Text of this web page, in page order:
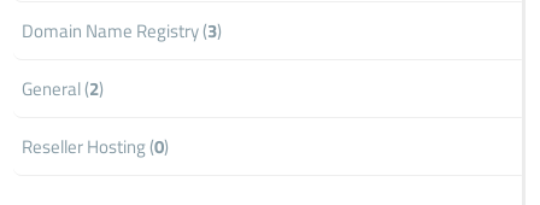
Domain Name Registry (3)
General (2)
Reseller Hosting (0)